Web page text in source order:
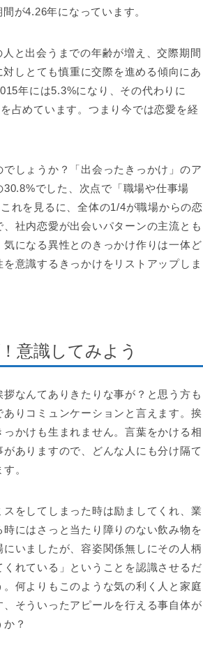
が4.26年になっています。
と出会うまでの年齢が増え、交際期間
しとても慎重に交際を進める傾向にあ
年には5.3%になり、その代わりに
占めています。つまり今では恋愛を経
しょうか？「出会ったきっかけ」のア
でした、次点で「職場や仕事場
れを見るに、全体の1/4が職場からの恋
社内恋愛が出会いパターンの主流とも
になる異性とのきっかけ作りは一体ど
意識するきっかけをリストアップしま
意識してみよう
なんてありきたりな事が？と思う方も
りコミュンケーションと言えます。挨
かけも生まれません。言葉をかける相
ありますので、どんな人にも分け隔て
。
をしてしまった時は励ましてくれ、業
にはさっと当たり障りのない飲み物を
いましたが、容姿関係無しにその人柄
れている」ということを認識させるだ
何よりもこのような気の利く人と家庭
そういったアピールを行える事自体が
？